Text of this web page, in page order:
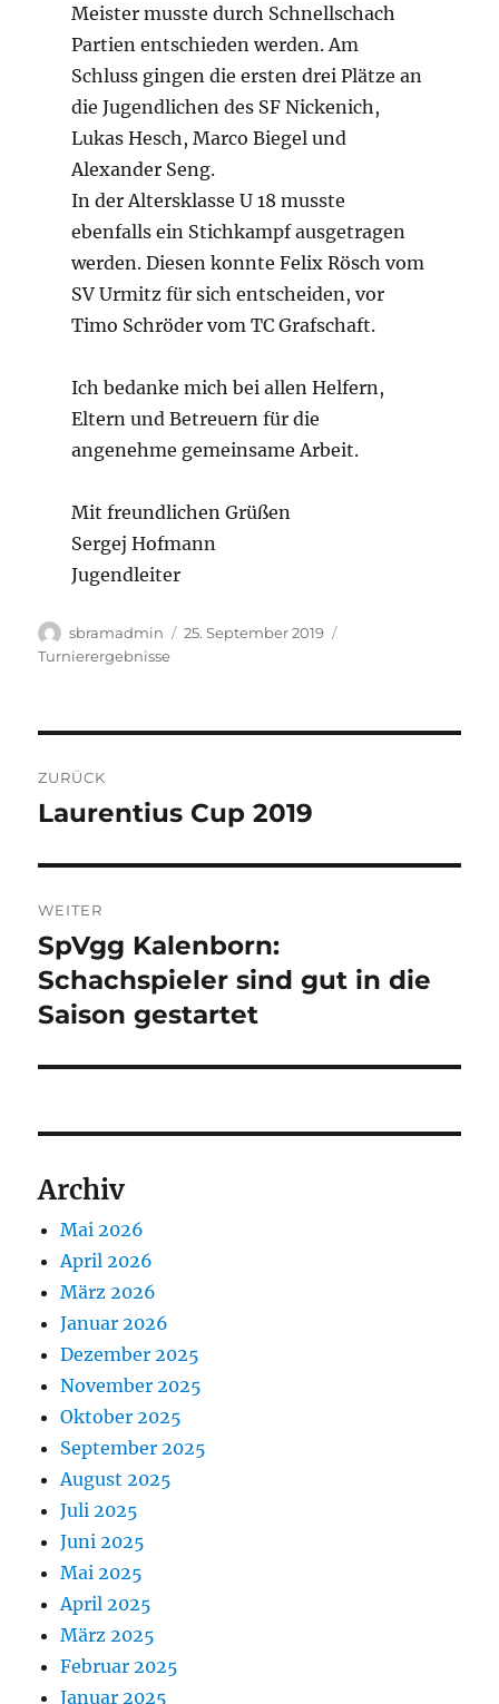
Meister musste durch Schnellschach
Partien entschieden werden. Am
Schluss gingen die ersten drei Plätze an
die Jugendlichen des SF Nickenich,
Lukas Hesch, Marco Biegel und
Alexander Seng.
In der Altersklasse U 18 musste
ebenfalls ein Stichkampf ausgetragen
werden. Diesen konnte Felix Rösch vom
SV Urmitz für sich entscheiden, vor
Timo Schröder vom TC Grafschaft.
Ich bedanke mich bei allen Helfern,
Eltern und Betreuern für die
angenehme gemeinsame Arbeit.
Mit freundlichen Grüßen
Sergej Hofmann
Jugendleiter
Autor
sbramadmin
Veröffentlicht
25. September 2019
Turnierergebnisse
ZURÜCK
Vorheriger
Laurentius Cup 2019
WEITER
Nächster
Beitrag:
SpVgg Kalenborn:
Schachspieler sind gut in die
Saison gestartet
Archiv
Mai 2026
April 2026
März 2026
Januar 2026
Dezember 2025
November 2025
Oktober 2025
September 2025
August 2025
Juli 2025
Juni 2025
Mai 2025
April 2025
März 2025
Februar 2025
Januar 2025